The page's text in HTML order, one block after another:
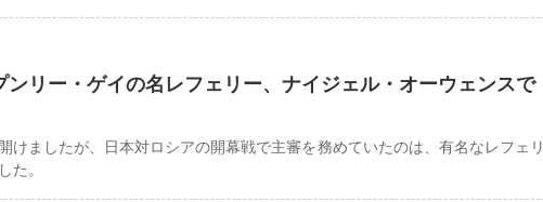
リー・ゲイの名レフェリー、ナイジェル・オーウェンスで
けましたが、日本対ロシアの開幕戦で主審を務めていたのは、有名なレフェリ
た。